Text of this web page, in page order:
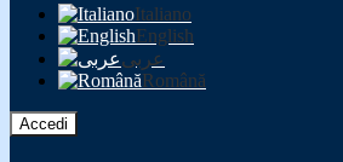
Italiano
English
عربى
Română
Accedi